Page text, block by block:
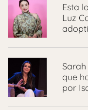
Esta
Luz
que
por